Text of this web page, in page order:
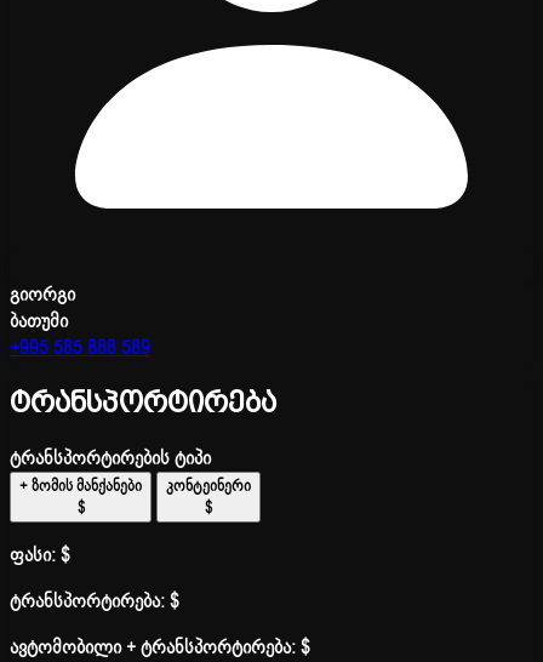
გიორგი
ბათუმი
+995 585 888 589
ტრანსპორტირება
ტრანსპორტირების ტიპი
+ ზომის მანქანები
$
კონტეინერი
$
ფასი:$
ტრანსპორტირება:$
ავტომობილი + ტრანსპორტირება:$